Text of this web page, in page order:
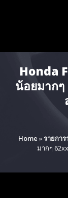
Honda
น้อยมาก
Home »รายกา
มากๆ